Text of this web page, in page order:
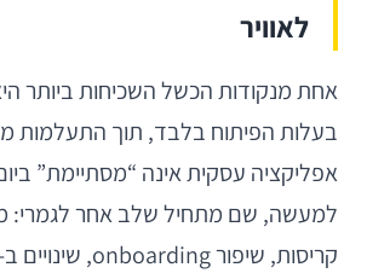
לאוויר
אחת מנקודות הכשל השכיחות ביותר
בעלות הפיתוח בלבד, תוך התעלמות
אפליקציה עסקית אינה “מסתיימת”
למעשה, שם מתחיל שלב אחר לגמרי: